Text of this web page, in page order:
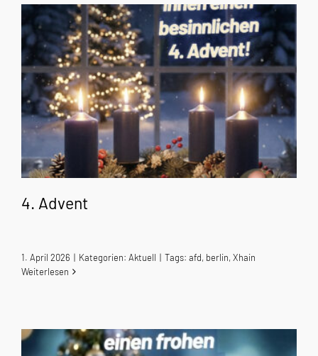
4. Advent
1. April 2026 | Kategorien: Aktuell | Tags: afd, berlin,Xhain
Weiterlesen